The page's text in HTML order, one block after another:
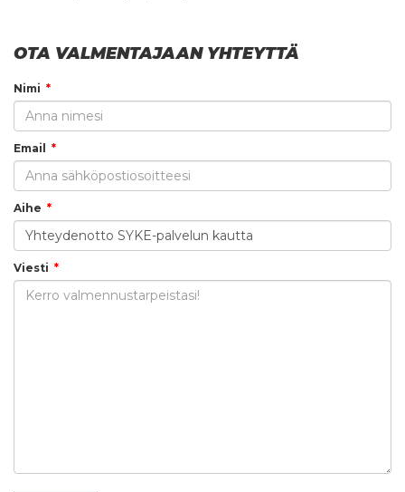
OTA VALMENTAJAAN YHTEYTTÄ
Nimi
Email
Aihe
Viesti